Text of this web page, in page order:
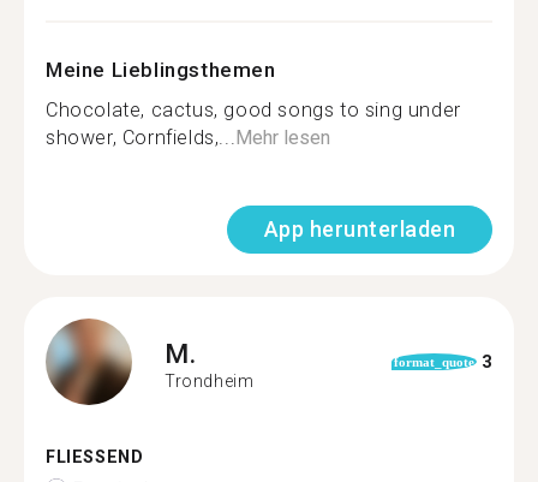
Meine Lieblingsthemen
Chocolate, cactus, good songs to sing under
shower, Cornfields,...Mehr lesen
App herunterladen
M.
Trondheim
format_quote 3
FLIESSEND